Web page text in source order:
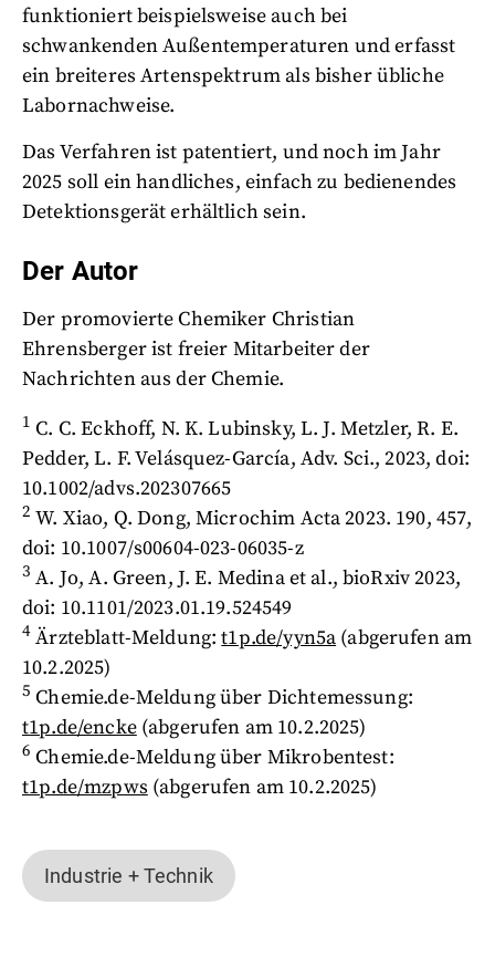
funktioniert beispielsweise auch bei
schwankenden Außentemperaturen und erfasst
ein breiteres Artenspektrum als bisher übliche
Labornachweise.
Das Verfahren ist patentiert, und noch im Jahr
2025 soll ein handliches, einfach zu bedienendes
Detektionsgerät erhältlich sein.
Der Autor
Der promovierte Chemiker Christian
Ehrensberger ist freier Mitarbeiter der
Nachrichten aus der Chemie.
1 C. C. Eckhoff, N. K. Lubinsky, L. J. Metzler, R. E.
Pedder, L. F. Velásquez-García, Adv. Sci., 2023, doi:
10.1002/advs.202307665
2W. Xiao, Q. Dong, Microchim Acta 2023. 190, 457,
doi: 10.1007/s00604-023-06035-z
3 A. Jo, A. Green, J. E. Medina et al., bioRxiv 2023,
doi: 10.1101/2023.01.19.524549
4 Ärzteblatt-Meldung:t1p.de/yyn5a (abgerufen am
10.2.2025)
5 Chemie.de-Meldung über Dichtemessung:
t1p.de/encke(abgerufen am 10.2.2025)
6 Chemie.de-Meldung über Mikrobentest:
t1p.de/mzpws (abgerufen am 10.2.2025)
Industrie + Technik